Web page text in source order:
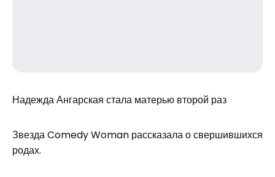
Надежда Ангарская стала матерью второй раз
Звезда Comedy Woman рассказала о свершившихся
родах.